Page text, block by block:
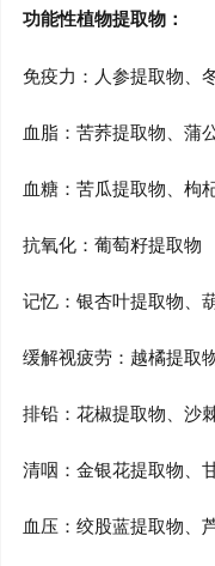
功能性植物提取物：
免疫力：人参提取物、
血脂：苦荞提取物、蒲
血糖：苦瓜提取物、枸
抗氧化：葡萄籽提取物
记忆：银杏叶提取物、
缓解视疲劳：越橘提取
排铅：花椒提取物、沙
清咽：金银花提取物、
血压：绞股蓝提取物、